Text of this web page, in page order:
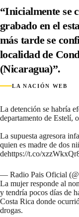
“Inicialmente se
grabado en el
más tarde se
localidad de
(Nicaragua)”.
LA NACIÓN WEB
La detención se habría
departamento de Estelí,
La supuesta agresora
quien es madre de dos
dehttps://t.co/
— Radio Pais Oficial
La mujer responde al
y tendría pocos días de
Costa Rica donde
drogas.